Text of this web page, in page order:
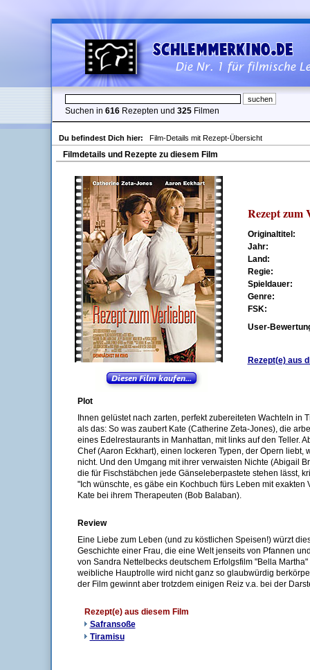
Suchen in 616 Rezepten und 325 Filmen
Du befindest Dich hier: Film-Details mit Rezept-Übersicht
Filmdetails und Rezepte zu diesem Film
Rezept zum
Originaltitel:
Jahr:
Land:
Regie:
Spieldauer:
Genre:
FSK:
User-
Rezept(e) aus
Plot
Ihnen gelüstet nach zarten, perfekt zubereiteten Wachteln in
als das: So was zaubert Kate (Catherine Zeta-Jones), die
eines Edelrestaurants in Manhattan, mit links auf den Teller.
Chef (Aaron Eckhart), einen lockeren Typen, der Opern liebt,
nicht. Und den Umgang mit ihrer verwaisten Nichte (Abigail
die für Fischstäbchen jede Gänseleberpastete stehen lässt,
"Ich wünschte, es gäbe ein Kochbuch fürs Leben mit exakten
Kate bei ihrem Therapeuten (Bob Balaban).
Review
Eine Liebe zum Leben (und zu köstlichen Speisen!) würzt
Geschichte einer Frau, die eine Welt jenseits von Pfannen
von Sandra Nettelbecks deutschem Erfolgsfilm "Bella
weibliche Hauptrolle wird nicht ganz so glaubwürdig
der Film gewinnt aber trotzdem einigen Reiz v.a. bei der
Rezept(e) aus diesem Film
Safransoße
Tiramisu